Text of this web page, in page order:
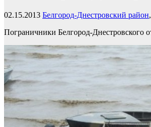
02.15.2013 Белгород-Днестровский район,
Пограничники Белгород-Днестровского